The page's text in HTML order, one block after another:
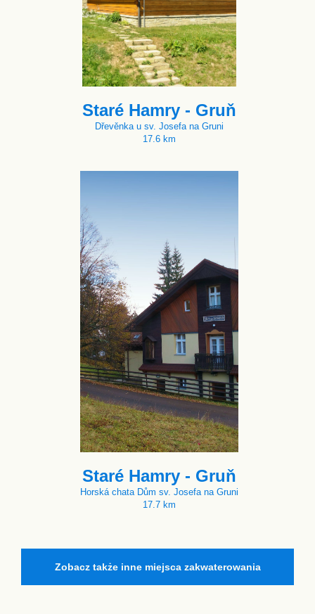
Staré Hamry - Gruň
Dřevěnka u sv. Josefa na Gruni
17.6 km
Staré Hamry - Gruň
Horská chata Dům sv. Josefa na Gruni
17.7 km
Zobacz także inne miejsca zakwaterowania